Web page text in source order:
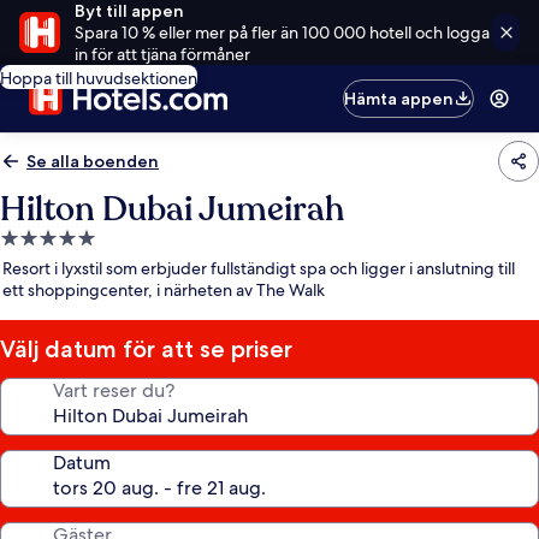
Byt till appen
Spara 10 % eller mer på fler än 100 000 hotell och logga
in för att tjäna förmåner
Hoppa till huvudsektionen
Hämta appen
Se alla boenden
Hilton Dubai Jumeirah
5.0-
stjärnigt
boende
Resort i lyxstil som erbjuder fullständigt spa och ligger i anslutning till
ett shoppingcenter, i närheten av The Walk
Välj datum för att se priser
Vart reser du?
Datum